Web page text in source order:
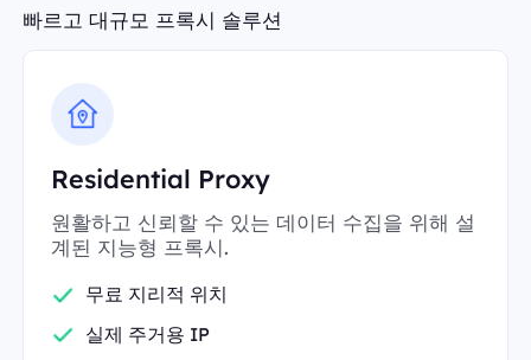
빠르고 대규모 프록시 솔루션
Residential Proxy
원활하고 신뢰할 수 있는 데이터 수집을 위해 설
계된 지능형 프록시.
무료 지리적 위치
실제 주거용 IP